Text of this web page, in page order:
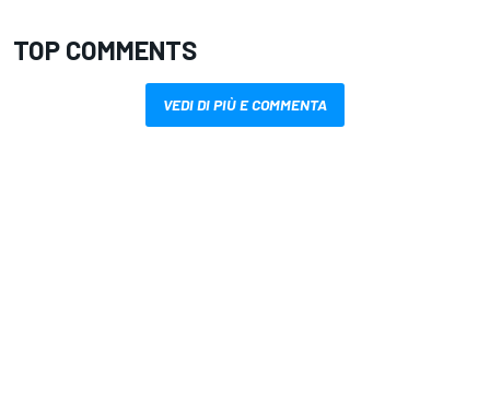
TOP COMMENTS
VEDI DI PIÙ E COMMENTA